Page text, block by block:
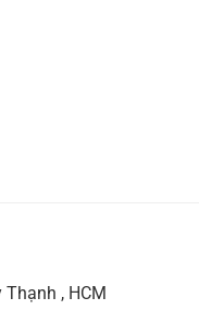
, HCM